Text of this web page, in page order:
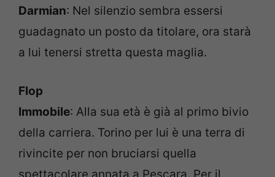
Darmian: Nel silenzio sembra essersi
guadagnato un posto da titolare, ora starà
a lui tenersi stretta questa maglia.
Flop
Immobile: Alla sua età è già al primo bivio
della carriera. Torino per lui è una terra di
rivincite per non bruciarsi quella
spettacolare annata a Pescara. Per il